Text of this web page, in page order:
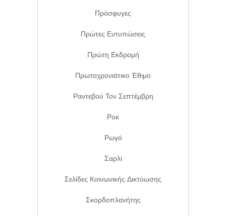
Πρόσφυγες
Πρώτες Εντυπώσεις
Πρώτη Εκδρομή
Πρωτοχρονιάτικο Έθιμο
Ραντεβού Τον Σεπτέμβρη
Ροκ
Ρωγό
Σαρλί
Σελίδες Κοινωνικής Δικτύωσης
Σκορδοπλανήτης